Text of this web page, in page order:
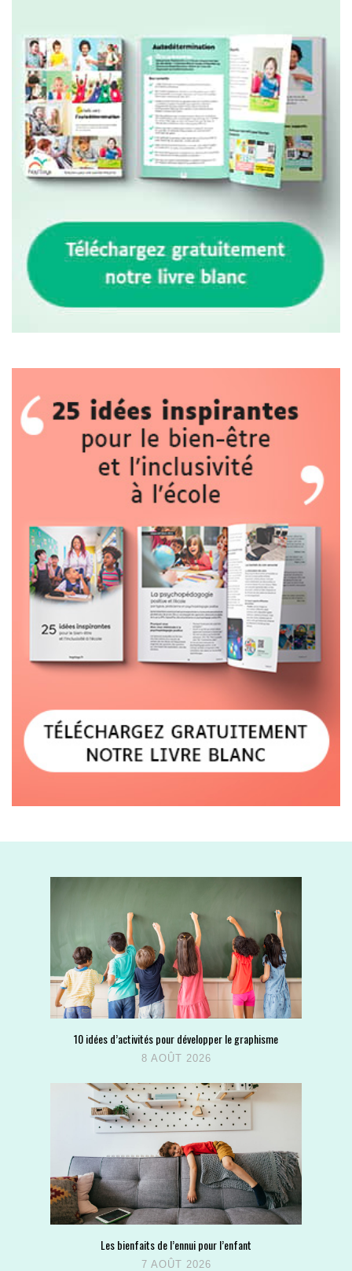
10 idées d’activités pour développer le graphisme
8 AOÛT 2026
Les bienfaits de l’ennui pour l’enfant
7 AOÛT 2026